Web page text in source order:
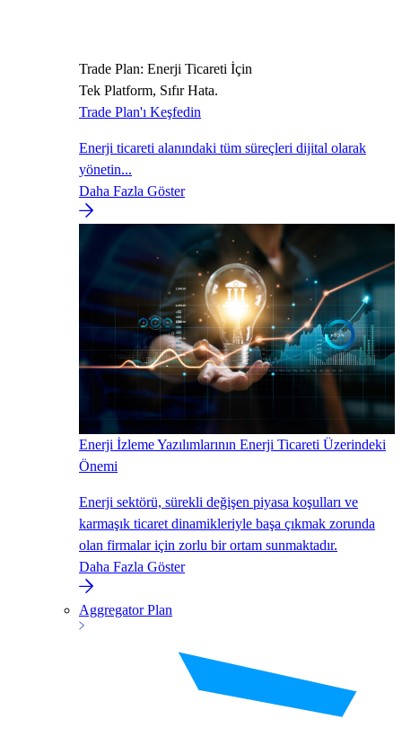
Trade Plan: Enerji Ticareti İçin
Tek Platform, Sıfır Hata.
Trade Plan'ı Keşfedin
Enerji ticareti alanındaki tüm süreçleri dijital olarak
yönetin...
Daha Fazla Göster
Enerji İzleme Yazılımlarının Enerji Ticareti Üzerindeki
Önemi
Enerji sektörü, sürekli değişen piyasa koşulları ve
karmaşık ticaret dinamikleriyle başa çıkmak zorunda
olan firmalar için zorlu bir ortam sunmaktadır.
Daha Fazla Göster
Aggregator Plan